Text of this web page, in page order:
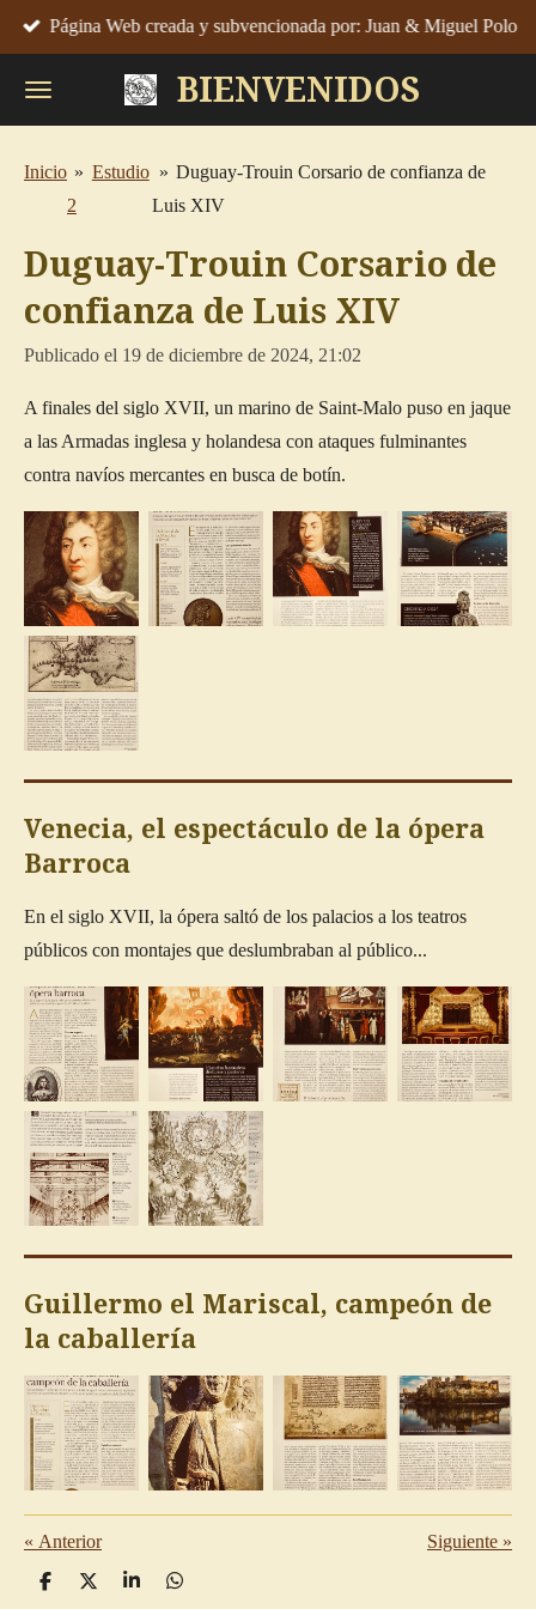
al
contenido
principal
BIENVENIDOS
Página Web creada y subvencionada por: Juan & Miguel Polo
Inicio » Estudio
2
» Duguay-Trouin Corsario de confianza de
Luis XIV
Duguay-Trouin Corsario de
confianza de Luis XIV
Publicado el 19 de diciembre de 2024, 21:02
A finales del siglo XVII, un marino de Saint-Malo puso en jaque
a las Armadas inglesa y holandesa con ataques fulminantes
contra navíos mercantes en busca de botín.
Venecia, el espectáculo de la ópera
Barroca
En el siglo XVII, la ópera saltó de los palacios a los teatros
públicos con montajes que deslumbraban al público...
Guillermo el Mariscal, campeón de
la caballería
« Anterior Siguiente »
C
C
C
C